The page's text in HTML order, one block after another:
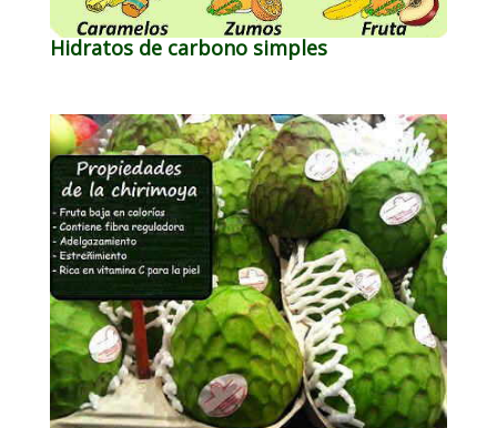
Hidratos de carbono simples